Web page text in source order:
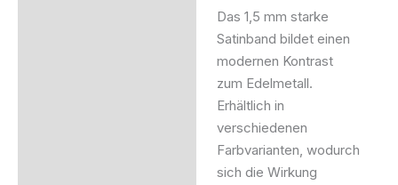
Das 1,5 mm starke
Satinband bildet einen
modernen Kontrast
zum Edelmetall.
Erhältlich in
verschiedenen
Farbvarianten, wodurch
sich die Wirkung